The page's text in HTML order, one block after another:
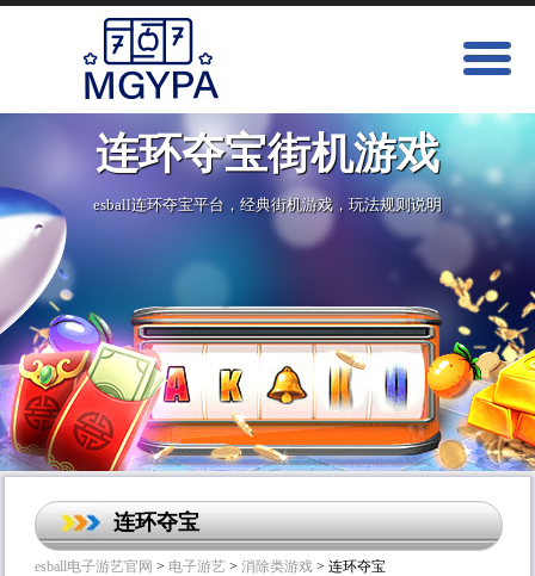
连环夺宝街机游戏
esball连环夺宝平台，经典街机游戏，玩法规则说明
连环夺宝
esball电子游艺官网 > 电子游艺 >消除类游戏 > 连环夺宝